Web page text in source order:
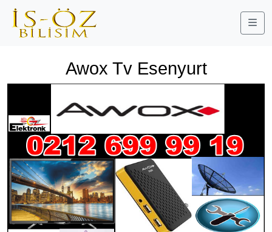
Awox Tv Esenyurt